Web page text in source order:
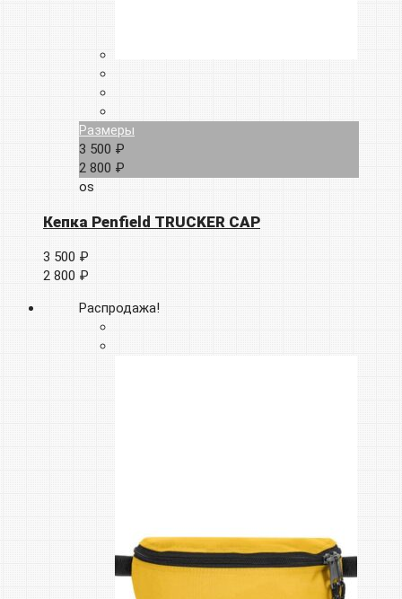
Размеры
3 500 ₽
2 800 ₽
os
Кепка Penfield TRUCKER CAP
3 500 ₽
2 800 ₽
Распродажа!